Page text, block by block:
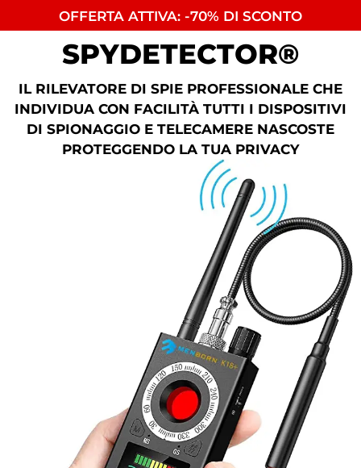
OFFERTA ATTIVA: -70% DI SCONTO
SPYDETECTOR®
IL RILEVATORE DI SPIE PROFESSIONALE CHE
INDIVIDUA CON FACILITÀ TUTTI I DISPOSITIVI
DI SPIONAGGIO E TELECAMERE NASCOSTE
PROTEGGENDO LA TUA PRIVACY